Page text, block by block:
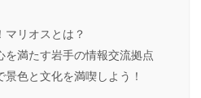
マリオスとは？
を満たす岩手の情報交流拠点
色と文化を満喫しよう！